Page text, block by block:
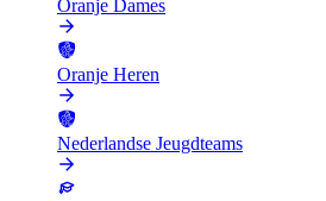
Oranje Dames
Oranje Heren
Nederlandse Jeugdteams